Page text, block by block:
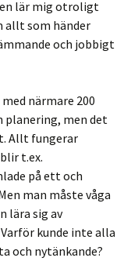
lär mig otroligt
allt som händer
och jobbigt
närmare 200
planering, men det
Allt fungerar
t.ex.
på ett och
man måste våga
lära sig av
kunde inte alla
och nytänkande?